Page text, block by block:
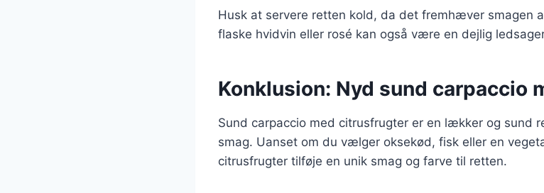
Husk at servere retten kold, da det fremhæver smagen
flaske hvidvin eller rosé kan også være en dejlig
Konklusion: Nyd sund carpaccio
Sund carpaccio med citrusfrugter er en lækker og sund
smag. Uanset om du vælger oksekød, fisk eller en
citrusfrugter tilføje en unik smag og farve til retten.